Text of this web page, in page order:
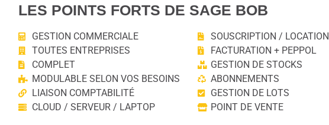
LES POINTS FORTS DE SAGE BOB
GESTION COMMERCIALE
TOUTES ENTREPRISES
COMPLET
MODULABLE SELON VOS BESOINS
LIAISON COMPTABILITÉ
CLOUD / SERVEUR / LAPTOP
SOUSCRIPTION / LOCATION
FACTURATION + PEPPOL
GESTION DE STOCKS
ABONNEMENTS
GESTION DE LOTS
POINT DE VENTE